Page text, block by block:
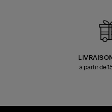
à partir de